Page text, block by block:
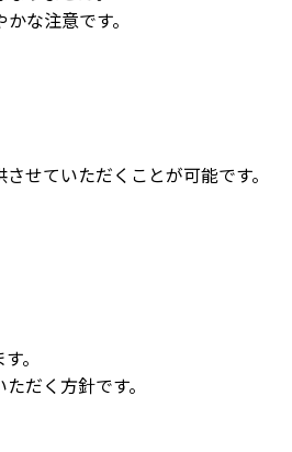
な注意です。
せていただくことが可能です。
。
だく方針です。